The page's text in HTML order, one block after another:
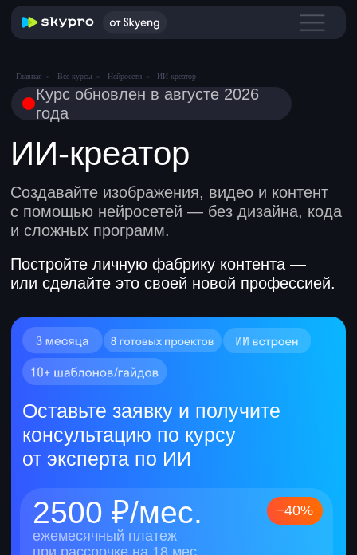
Главная » Все курсы » Нейросети » ИИ-креатор
ИИ-креатор
с помощью нейросетей — без дизайна, кода
и сложных программ.
Постройте личную фабрику контента —
или сделайте это своей новой профессией.
2500 ₽/мес.
ежемесячный платеж
Записаться на консультацию
Оставьте заявку и получите
от эксперта по ИИ
года